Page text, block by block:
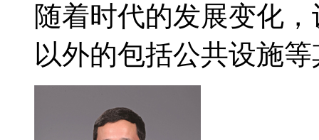
随着时代的发展变化
以外的包括公共设施